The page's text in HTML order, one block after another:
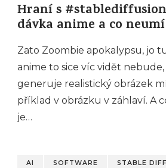
Hraní s
dávka anime a co neumí
Zato Zoombie apokalypsu, jo
anime to sice víc vidět nebude,
generuje realistický obrázek
příklad v obrázku v záhlaví. A
je…
AI SOFTWARE STABLE